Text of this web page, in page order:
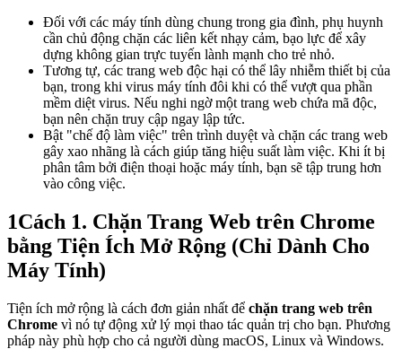
Đối với các máy tính dùng chung trong gia đình, phụ huynh
cần chủ động chặn các liên kết nhạy cảm, bạo lực để xây
dựng không gian trực tuyến lành mạnh cho trẻ nhỏ.
Tương tự, các trang web độc hại có thể lây nhiễm thiết bị của
bạn, trong khi virus máy tính đôi khi có thể vượt qua phần
mềm diệt virus. Nếu nghi ngờ một trang web chứa mã độc,
bạn nên chặn truy cập ngay lập tức.
Bật "chế độ làm việc" trên trình duyệt và chặn các trang web
gây xao nhãng là cách giúp tăng hiệu suất làm việc. Khi ít bị
phân tâm bởi điện thoại hoặc máy tính, bạn sẽ tập trung hơn
vào công việc.
1Cách 1. Chặn Trang Web trên Chrome
bằng Tiện Ích Mở Rộng (Chỉ Dành Cho
Máy Tính)
Tiện ích mở rộng là cách đơn giản nhất để chặn trang web trên
Chrome vì nó tự động xử lý mọi thao tác quản trị cho bạn. Phương
pháp này phù hợp cho cả người dùng macOS, Linux và Windows.